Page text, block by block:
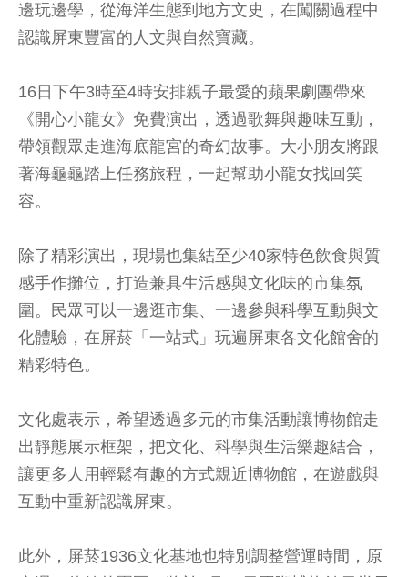
邊玩邊學，從海洋生態到地方文史，在闖關過程中
認識屏東豐富的人文與自然寶藏。
16日下午3時至4時安排親子最愛的蘋果劇團帶來
《開心小龍女》免費演出，透過歌舞與趣味互動，
帶領觀眾走進海底龍宮的奇幻故事。大小朋友將跟
著海龜龜踏上任務旅程，一起幫助小龍女找回笑
容。
除了精彩演出，現場也集結至少40家特色飲食與質
感手作攤位，打造兼具生活感與文化味的市集氛
圍。民眾可以一邊逛市集、一邊參與科學互動與文
化體驗，在屏菸「一站式」玩遍屏東各文化館舍的
精彩特色。
文化處表示，希望透過多元的市集活動讓博物館走
出靜態展示框架，把文化、科學與生活樂趣結合，
讓更多人用輕鬆有趣的方式親近博物館，在遊戲與
互動中重新認識屏東。
此外，屏菸1936文化基地也特別調整營運時間，原